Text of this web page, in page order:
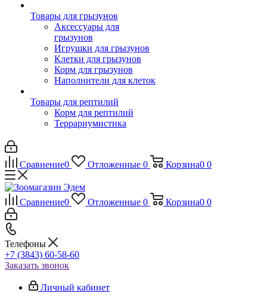
Товары для грызунов
Аксессуары для
грызунов
Игрушки для грызунов
Клетки для грызунов
Корм для грызунов
Наполнители для клеток
Товары для рептилий
Корм для рептилий
Террариумистика
Сравнение0 Отложенные 0 Корзина0 0
Сравнение0 Отложенные 0 Корзина0 0
Телефоны
+7 (3843) 60-58-60
Заказать звонок
Личный кабинет